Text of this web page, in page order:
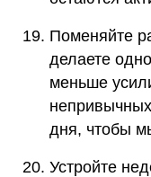
Поменяйте
делаете
меньше
дня, чтобы
Устройте